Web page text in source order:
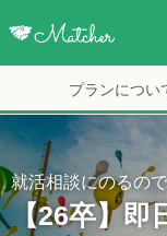
プランについ
就活相談にのるの
【26卒】即